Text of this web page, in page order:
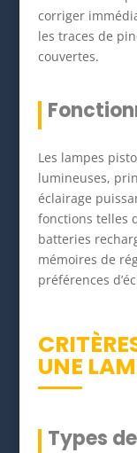
corriger
les traces de
couvertes.
Les lampes
lumineuses,
éclairage
fonctions telles
batteries
mémoires de
préférences
UNE
Types